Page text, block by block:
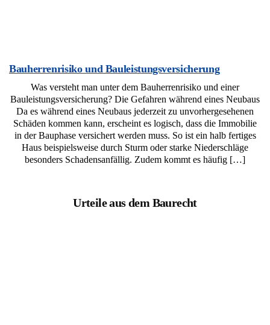
Bauherrenrisiko und Bauleistungsversicherung
Was versteht man unter dem Bauherrenrisiko und einer
Bauleistungsversicherung? Die Gefahren während eines Neubaus
Da es während eines Neubaus jederzeit zu unvorhergesehenen
Schäden kommen kann, erscheint es logisch, dass die Immobilie
in der Bauphase versichert werden muss. So ist ein halb fertiges
Haus beispielsweise durch Sturm oder starke Niederschläge
besonders Schadensanfällig. Zudem kommt es häufig […]
Urteile aus dem Baurecht